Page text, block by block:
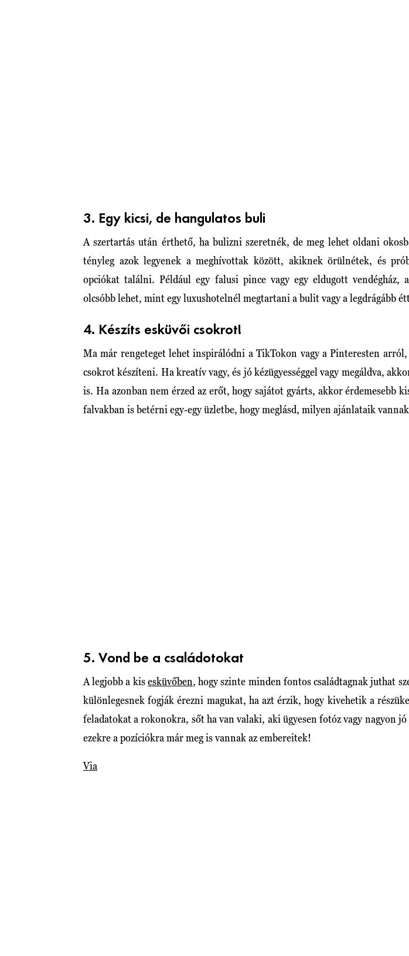
3. Egy kicsi, de hangulatos buli
A szertartás után érthető, ha bulizni szeretnék, de meg lehet oldani
tényleg azok legyenek a meghívottak között, akiknek örülnétek, és
opciókat találni. Például egy falusi pince vagy egy eldugott vendégház,
olcsóbb lehet, mint egy luxushotelnél megtartani a bulit vagy a legdrágább
4. Készíts esküvői csokrot!
Ma már rengeteget lehet inspirálódni a TikTokon vagy a Pinteresten arról,
csokrot készíteni. Ha kreatív vagy, és jó kézügyességgel vagy megáldva,
is. Ha azonban nem érzed az erőt, hogy sajátot gyárts, akkor érdemesebb
falvakban is betérni egy-egy üzletbe, hogy meglásd, milyen ajánlataik
5. Vond be a családotokat
A legjobb a kisesküvőben, hogy szinte minden fontos családtagnak juthat
különlegesnek fogják érezni magukat, ha azt érzik, hogy kivehetik a
feladatokat a rokonokra, sőt ha van valaki, aki ügyesen fotóz vagy nagyon jó
ezekre a pozíciókra már meg is vannak az embereitek!
Via